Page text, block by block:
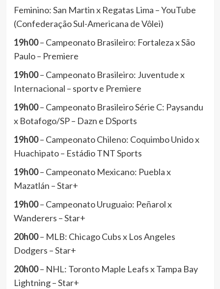
Feminino: San Martin x Regatas Lima – YouTube
(Confederação Sul-Americana de Vôlei)
19h00– Campeonato Brasileiro: Fortaleza x São
Paulo – Premiere
19h00– Campeonato Brasileiro: Juventude x
Internacional – sportv e Premiere
19h00– Campeonato Brasileiro Série C: Paysandu
x Botafogo/SP – Dazn e DSports
19h00– Campeonato Chileno: Coquimbo Unido x
Huachipato – Estádio TNT Sports
19h00– Campeonato Mexicano: Puebla x
Mazatlán – Star+
19h00– Campeonato Uruguaio: Peñarol x
Wanderers – Star+
20h00– MLB: Chicago Cubs x Los Angeles
Dodgers – Star+
20h00– NHL: Toronto Maple Leafs x Tampa Bay
Lightning – Star+